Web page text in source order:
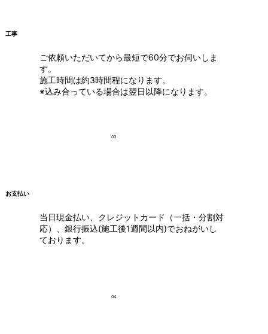
ご依頼いただいてから最短で60分でお伺いしま
す。
施工時間は約3時間程になります。
※込み合っている場合は翌日以降になります。
工事
03
当日現金払い、クレジットカード（一括・分割対
応）、銀行振込(施工後1週間以内)でおねがいし
ております。
お支払い
04